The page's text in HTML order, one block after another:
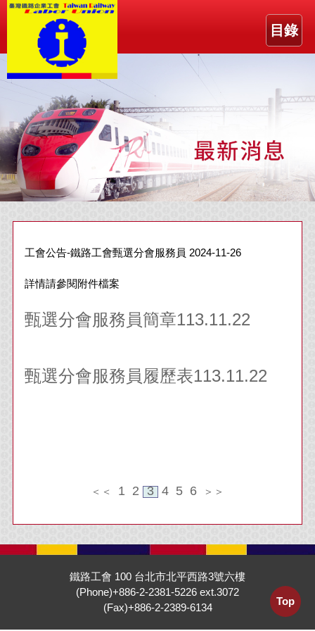
目錄
工會公告-鐵路工會甄選分會服務員 2024-11-26
詳情請參閱附件檔案
甄選分會服務員簡章113.11.22
甄選分會服務員履歷表113.11.22
＜＜ 1 2 34 5 6 ＞＞
鐵路工會 100 台北市北平西路3號六樓
(Phone)+886-2-2381-5226 ext.3072
(Fax)+886-2-2389-6134
Top